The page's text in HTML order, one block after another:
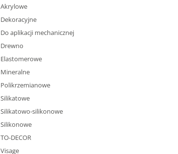
Akrylowe
Dekoracyjne
Do aplikacji mechanicznej
Drewno
Elastomerowe
Mineralne
Polikrzemianowe
Silikatowe
Silikatowo-silikonowe
Silikonowe
TO-DECOR
Visage